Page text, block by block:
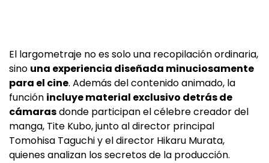
El largometraje no es solo una recopilación ordinaria,
sino una experiencia diseñada minuciosamente
para el cine. Además del contenido animado, la
función incluye material exclusivo detrás de
cámarasdonde participan el célebre creador del
manga, Tite Kubo, junto al director principal
Tomohisa Taguchi y el director Hikaru Murata,
quienes analizan los secretos de la producción.